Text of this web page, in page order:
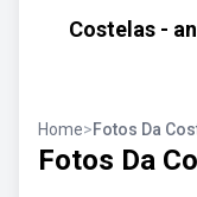
Costelas -
Home>Fotos Da
Fotos Da